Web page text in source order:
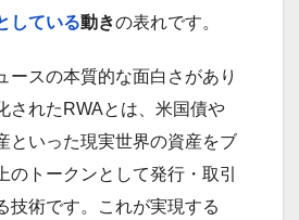
している動きの表れです。
ースの本質的な面白さがあり
されたRWAとは、米国債や
といった現実世界の資産をブ
のトークンとして発行・取引
技術です。これが実現する